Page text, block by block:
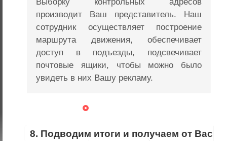
производит Ваш представитель. Наш
сотрудник осуществляет построение
маршрута движения, обеспечивает
доступ в подъезды, подсвечивает
почтовые ящики, чтобы можно было
увидеть в них Вашу рекламу.
8. Подводим итоги и получаем от Вас